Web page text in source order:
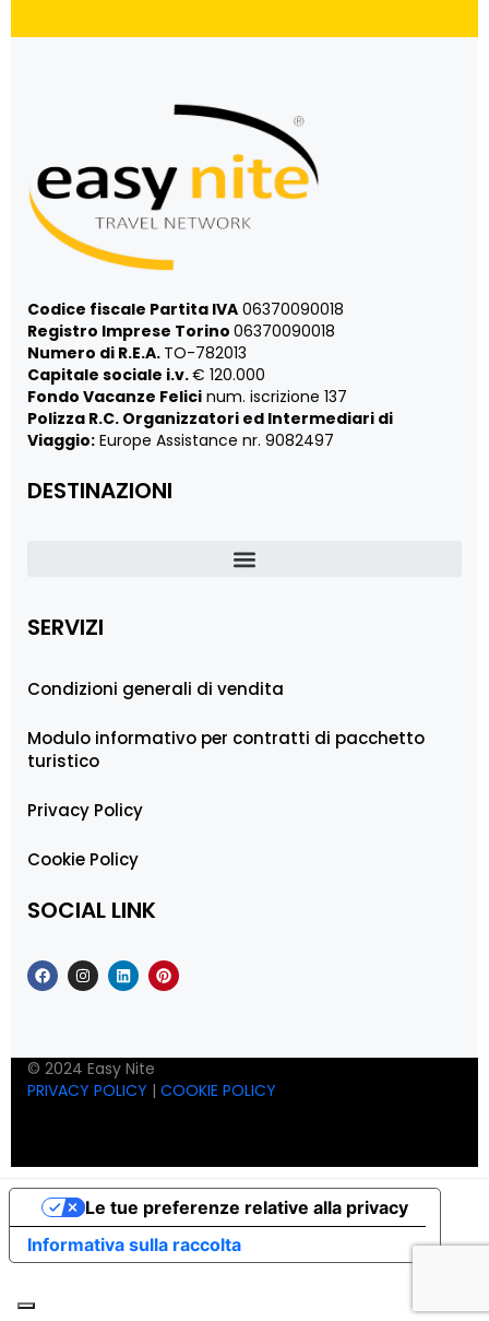
Codice fiscale Partita IVA 06370090018
Registro Imprese Torino 06370090018
Numero di R.E.A. TO-782013
Capitale sociale i.v.€ 120.000
Fondo Vacanze Felici num. iscrizione 137
Polizza R.C. Organizzatori ed Intermediari di
Viaggio: Europe Assistance nr. 9082497
DESTINAZIONI
SERVIZI
Condizioni generali di vendita
Modulo informativo per contratti di pacchetto
turistico
Privacy Policy
Cookie Policy
SOCIAL LINK
© 2024 Easy Nite
PRIVACY POLICY | COOKIE POLICY
Informativa sulla raccolta
Le tue preferenze relative alla privacy